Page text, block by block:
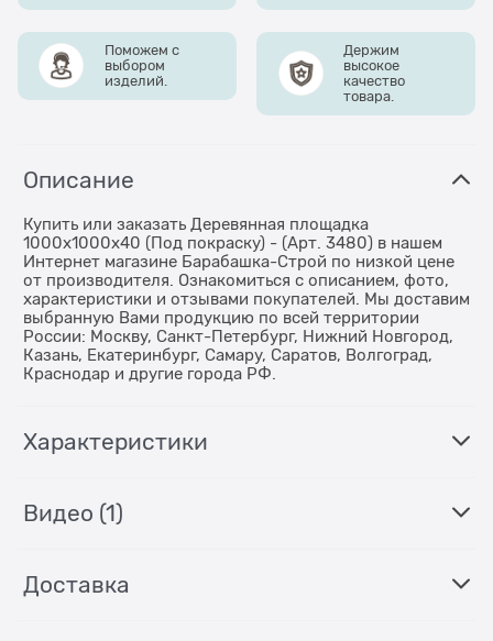
Поможем с
выбором
изделий.
Держим
высокое
качество
товара.
Описание
Купить или заказать Деревянная площадка
1000х1000х40 (Под покраску) - (Арт. 3480) в нашем
Интернет магазине Барабашка-Строй по низкой цене
от производителя. Ознакомиться с описанием, фото,
характеристики и отзывами покупателей. Мы доставим
выбранную Вами продукцию по всей территории
России: Москву, Санкт-Петербург, Нижний Новгород,
Казань, Екатеринбург, Самару, Саратов, Волгоград,
Краснодар и другие города РФ.
Характеристики
Видео (1)
Доставка